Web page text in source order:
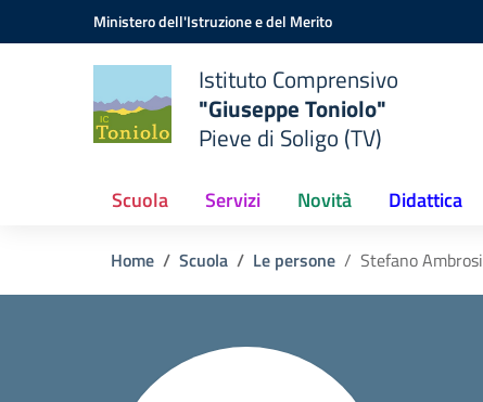
Vai ai contenuti
Vai al menu di navigazioneMinistero dell'Istruzione e del Merito
Istituto Comprensivo
"Giuseppe Toniolo"
Pieve di Soligo (TV)
Scuola Servizi Novità Didattica
Home Scuola Le persone Stefano Ambrosi